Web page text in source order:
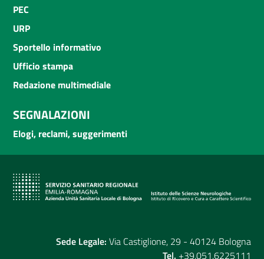
PEC
URP
Sportello informativo
Ufficio stampa
Redazione multimediale
SEGNALAZIONI
Elogi, reclami, suggerimenti
Sede Legale: Via Castiglione, 29 - 40124 Bologna
Tel. +39.051.6225111